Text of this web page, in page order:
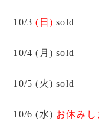
10/3 (日) sold
10/4 (月) sold
10/5 (火) sold
10/6 (水) お休みし